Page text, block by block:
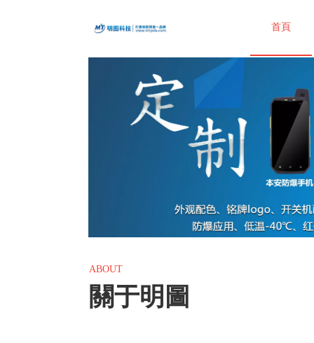
首頁
ABOUT
關于明圖